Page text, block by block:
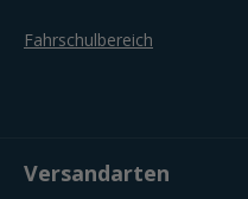
Fahrschulbereich
Versandarten